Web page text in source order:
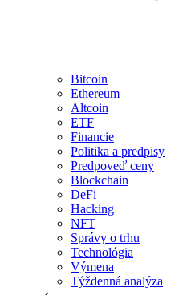
Bitcoin
Ethereum
Altcoin
ETF
Financie
Politika a predpisy
Predpoveď ceny
Blockchain
DeFi
Hacking
NFT
Správy o trhu
Technológia
Výmena
Týždenná analýza